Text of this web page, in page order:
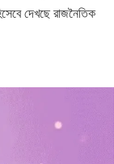
দেখছে রাজনৈতিক